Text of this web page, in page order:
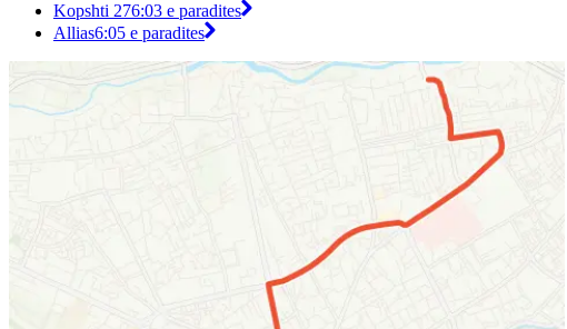
Kopshti 276:03 e paradites
Allias6:05 e paradites